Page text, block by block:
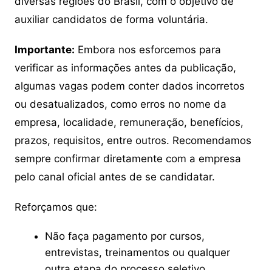
auxiliar candidatos de forma voluntária.
Importante: Embora nos esforcemos para
verificar as informações antes da publicação,
algumas vagas podem conter dados incorretos
ou desatualizados, como erros no nome da
empresa, localidade, remuneração, benefícios,
prazos, requisitos, entre outros. Recomendamos
sempre confirmar diretamente com a empresa
pelo canal oficial antes de se candidatar.
Reforçamos que:
Não faça pagamento por cursos,
entrevistas, treinamentos ou qualquer